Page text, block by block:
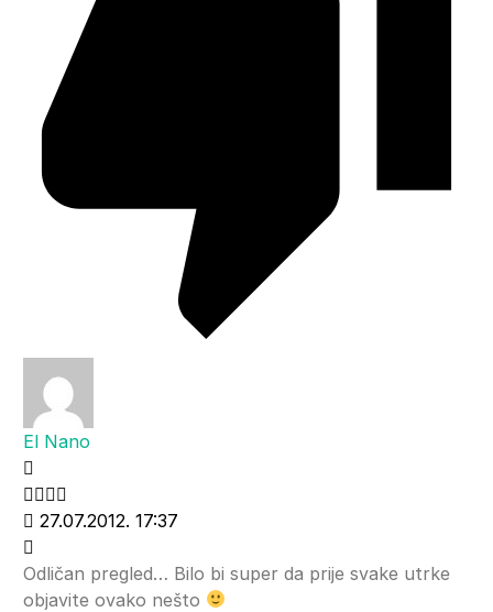
El Nano
27.07.2012. 17:37
Odličan pregled… Bilo bi super da prije svake utrke
objavite ovako nešto